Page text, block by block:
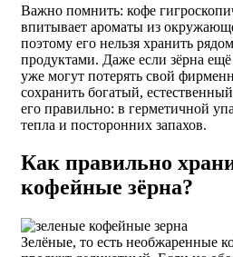
Важно помнить: кофе
впитывает ароматы из
поэтому его нельзя хранить
продуктами. Даже если зёрна
уже могут потерять свой
сохранить богатый,
его правильно: в герметичной
тепла и посторонних запахов.
Как правильно
кофейные зёрна?
Зелёные, то есть необжаренные